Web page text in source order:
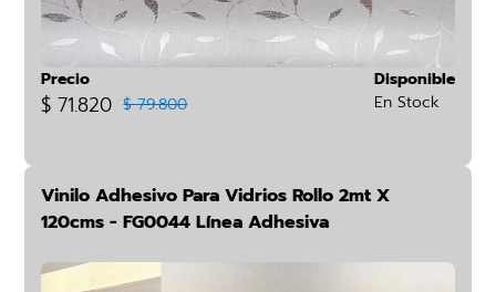
Precio
$ 71.820 $ 79.800
Disponible
En Stock
Vinilo Adhesivo Para Vidrios Rollo 2mt X
120cms - FG0044 Línea Adhesiva